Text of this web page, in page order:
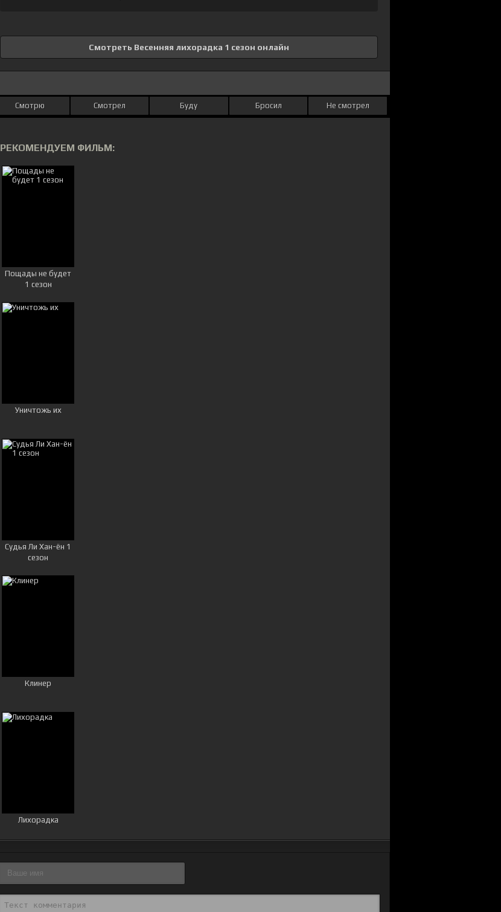
Смотреть Весенняя лихорадка 1 сезон онлайн
Смотрю Смотрел Буду Бросил Не смотрел
РЕКОМЕНДУЕМ ФИЛЬМ:
Пощады не будет
1 сезон
Уничтожь их
Судья Ли Хан-ён 1
сезон
Клинер
Лихорадка